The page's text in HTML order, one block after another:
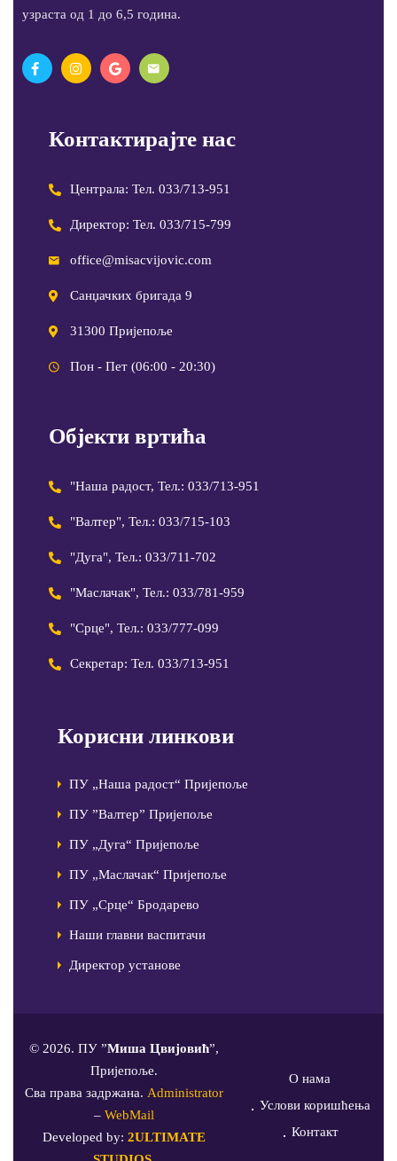
узраста од 1 до 6,5 година.
Контактирајте нас
Централа: Тел. 033/713-951
Директор: Тел. 033/715-799
office@misacvijovic.com
Санџачких бригада 9
31300 Пријепоље
Пон - Пет (06:00 - 20:30)
Објекти вртића
"Наша радост, Тел.: 033/713-951
"Валтер", Тел.: 033/715-103
"Дуга", Тел.: 033/711-702
"Маслачак", Тел.: 033/781-959
"Срце", Тел.: 033/777-099
Секретар: Тел. 033/713-951
Корисни линкови
ПУ „Наша радост“ Пријепоље
ПУ ”Валтер” Пријепоље
ПУ „Дуга“ Пријепоље
ПУ „Маслачак“ Пријепоље
ПУ „Срце“ Бродарево
Наши главни васпитачи
Директор установе
© 2026. ПУ ”Миша Цвијовић”,
Пријепоље.
Сва права задржана. Administrator
–WebMail
Developed by: 2ULTIMATE
О нама
Услови коришћења
Контакт